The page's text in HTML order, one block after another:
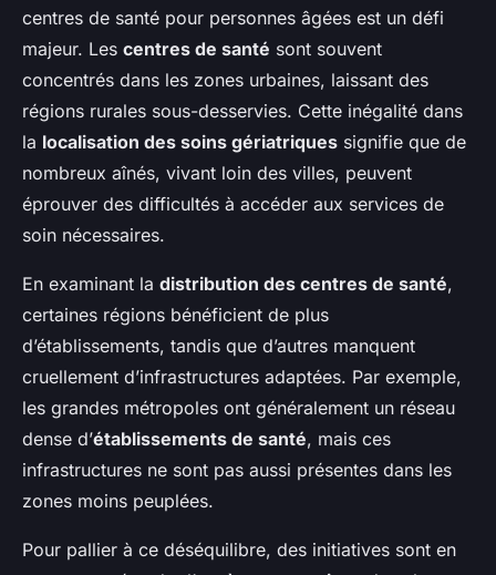
centres de santé pour personnes âgées est un défi
majeur. Les centres de santé sont souvent
concentrés dans les zones urbaines, laissant des
régions rurales sous-desservies. Cette inégalité dans
la localisation des soins gériatriques signifie que de
nombreux aînés, vivant loin des villes, peuvent
éprouver des difficultés à accéder aux services de
soin nécessaires.
En examinant la distribution des centres de santé,
certaines régions bénéficient de plus
d’établissements, tandis que d’autres manquent
cruellement d’infrastructures adaptées. Par exemple,
les grandes métropoles ont généralement un réseau
dense d’établissements de santé, mais ces
infrastructures ne sont pas aussi présentes dans les
zones moins peuplées.
Pour pallier à ce déséquilibre, des initiatives sont en